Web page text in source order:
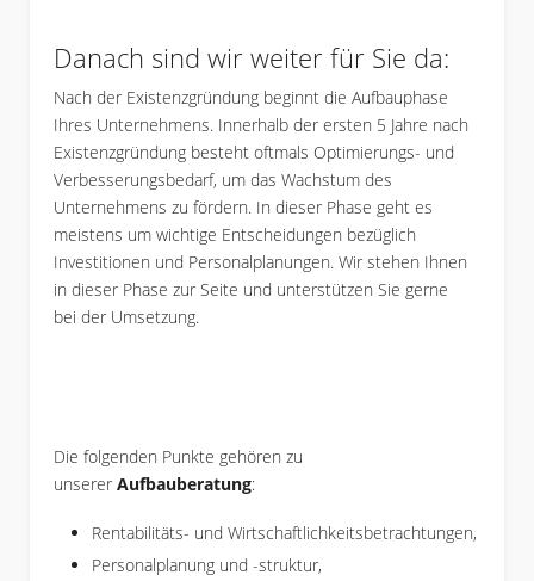
Danach sind wir weiter für Sie da:
Nach der Existenzgründung beginnt die Aufbauphase
Ihres Unternehmens. Innerhalb der ersten 5 Jahre nach
Existenzgründung besteht oftmals Optimierungs- und
Verbesserungsbedarf, um das Wachstum des
Unternehmens zu fördern. In dieser Phase geht es
meistens um wichtige Entscheidungen bezüglich
Investitionen und Personalplanungen. Wir stehen Ihnen
in dieser Phase zur Seite und unterstützen Sie gerne
bei der Umsetzung.
Die folgenden Punkte gehören zu
unsererAufbauberatung:
Rentabilitäts- und Wirtschaftlichkeitsbetrachtungen,
Personalplanung und -struktur,